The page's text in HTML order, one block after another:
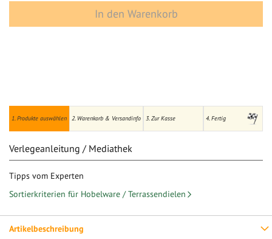
1. Produkte auswählen 2. Warenkorb & Versandinfo 3. Zur Kasse 4. Fertig
In den Warenkorb
Artikelbeschreibung
Verlegeanleitung / Mediathek
Tipps vom Experten
Sortierkriterien für Hobelware / Terrassendielen